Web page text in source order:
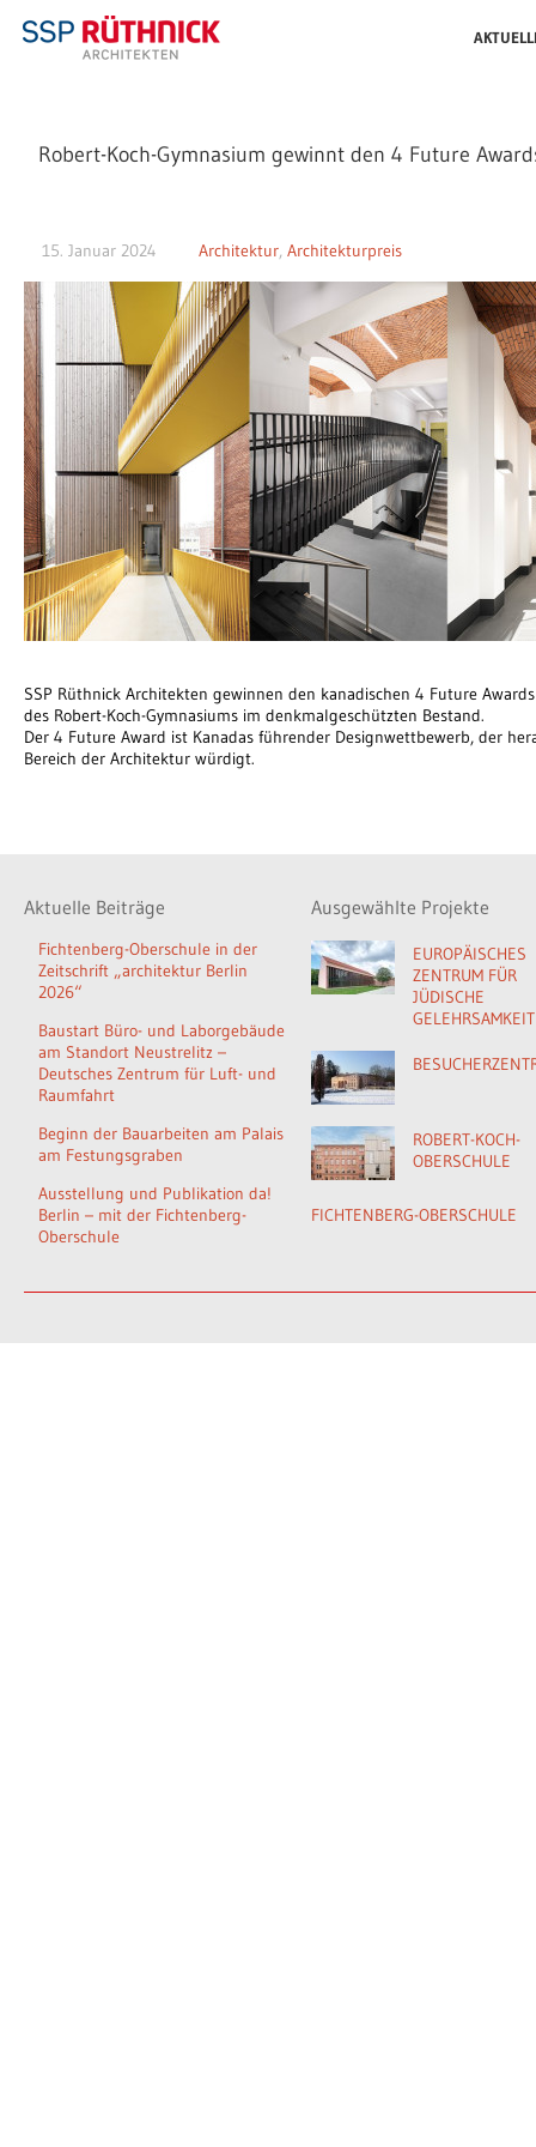
Robert-Koch-Gymnasium gewinnt den 4 Future
15. Januar 2024 Architektur, Architekturpreis
SSP Rüthnick Architekten gewinnen den kanadischen 4 Future
des Robert-Koch-Gymnasiums im denkmalgeschützten Bestand.
Der 4 Future Award ist Kanadas führender Designwettbewerb, der
Bereich der Architektur würdigt.
Aktuelle Beiträge
Fichtenberg-Oberschule in der
Zeitschrift „architektur Berlin
2026“
Baustart Büro- und Laborgebäude
am Standort Neustrelitz –
Deutsches Zentrum für Luft- und
Raumfahrt
Beginn der Bauarbeiten am Palais
am Festungsgraben
Ausstellung und Publikation da!
Berlin – mit der Fichtenberg-
Oberschule
Ausgewählte Projekte
EUROPÄISCHES
ZENTRUM FÜR
JÜDISCHE
GELEHRSAMKEIT
ROBERT-KOCH-
OBERSCHULE
FICHTENBERG-OBERSCHULE